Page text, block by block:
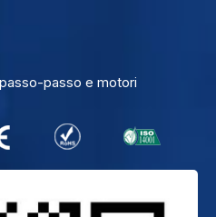
passo e motori